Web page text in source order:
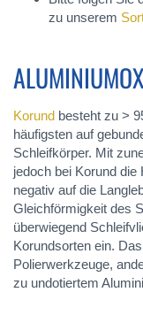
zu unserem
Korund besteht zu >
häufigsten auf
Schleifkörper. Mit
jedoch bei Korund
negativ auf die
Gleichförmigkeit des
überwiegend
Korundsorten ein.
Polierwerkzeuge,
zu undotiertem